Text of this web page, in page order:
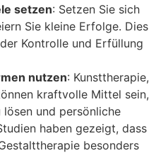
setzen: Setzen Sie sich
Sie kleine Erfolge. Dies
Kontrolle und Erfüllung
nutzen: Kunsttherapie,
kraftvolle Mittel sein,
und persönliche
haben gezeigt, dass
besonders